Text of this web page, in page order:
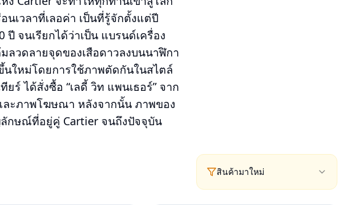
เวลาที่เลอค่า เป็นที่รู้จักตั้งแต่ปี
จนเรียกได้ว่าเป็น แบรนด์เครื่อง
ลวดลายจุดของเสือดาวลงบนนาฬิกา
ใหม่โดยการใช้ภาพตัดกันในสไตล์
ร์ ได้สั่งซื้อ “เลดี้ วิท แพนเธอร์” จาก
ละภาพโฆษณา หลังจากนั้น ภาพของ
ลักษณ์ที่อยู่คู่ Cartier จนถึงปัจจุบัน
สินค้ามาใหม่